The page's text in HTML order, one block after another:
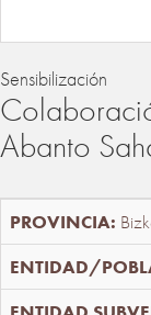
Sensibilización
Abanto